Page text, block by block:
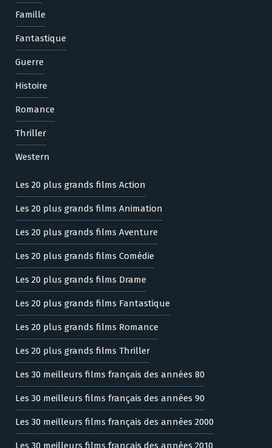
Famille
Fantastique
Guerre
Histoire
Romance
Thriller
Western
Les 20 plus grands films Action
Les 20 plus grands films Animation
Les 20 plus grands films Aventure
Les 20 plus grands films Comédie
Les 20 plus grands films Drame
Les 20 plus grands films Fantastique
Les 20 plus grands films Romance
Les 20 plus grands films Thriller
Les 30 meilleurs films français des années 80
Les 30 meilleurs films français des années 90
Les 30 meilleurs films français des années 2000
Les 30 meilleurs films français des années 2010